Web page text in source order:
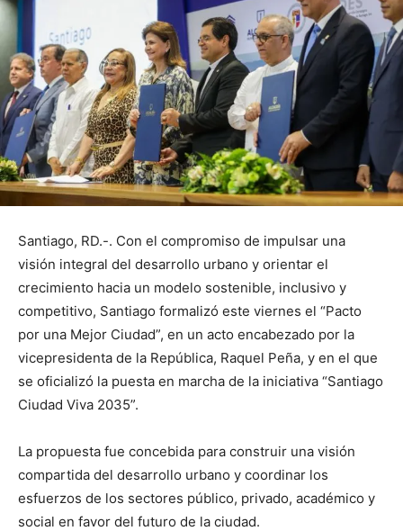
Santiago, RD.-. Con el compromiso de impulsar una
visión integral del desarrollo urbano y orientar el
crecimiento hacia un modelo sostenible, inclusivo y
competitivo, Santiago formalizó este viernes el “Pacto
por una Mejor Ciudad”, en un acto encabezado por la
vicepresidenta de la República, Raquel Peña, y en el que
se oficializó la puesta en marcha de la iniciativa “Santiago
Ciudad Viva 2035”.
La propuesta fue concebida para construir una visión
compartida del desarrollo urbano y coordinar los
esfuerzos de los sectores público, privado, académico y
social en favor del futuro de la ciudad.